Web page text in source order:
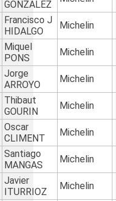
GONZALEZ
Francisco J
HIDALGO
Michelin
Miquel
PONS
Michelin
Jorge
ARROYO
Michelin
Thibaut
GOURIN
Michelin
Oscar
CLIMENT
Michelin
Santiago
MANGAS
Michelin
Javier
ITURRIOZ
Michelin